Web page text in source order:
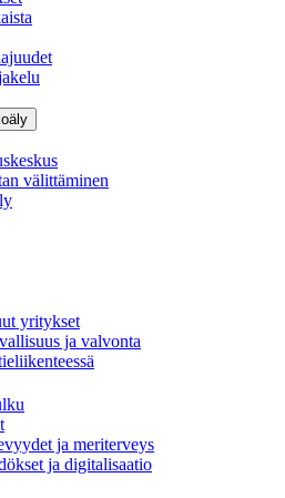
välittäminen
yritykset
ja valvonta
ja meriterveys
ja digitalisaatio